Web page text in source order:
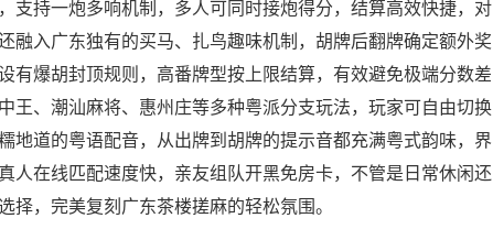
支持一炮多响机制，多人可同时接炮得分，结算高效快捷，对
融入广东独有的买马、扎鸟趣味机制，胡牌后翻牌确定额外奖
有爆胡封顶规则，高番牌型按上限结算，有效避免极端分数差
王、潮汕麻将、惠州庄等多种粤派分支玩法，玩家可自由切换
地道的粤语配音，从出牌到胡牌的提示音都充满粤式韵味，界
人在线匹配速度快，亲友组队开黑免房卡，不管是日常休闲还
择，完美复刻广东茶楼搓麻的轻松氛围。